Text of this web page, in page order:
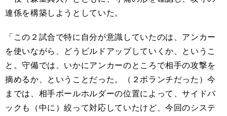
連係を構築しようとしていた。
「この２試合で特に自分が意識していたのは、アンカー
を使いながら、どうビルドアップしていくか、というこ
と。守備では、いかにアンカーのところで相手の攻撃を
摘めるか、ということだった。（２ボランチだった）今
までは、相手ボールホルダーの位置によって、サイドバ
ックも（中に）絞って対応していたけど、今回のシステ